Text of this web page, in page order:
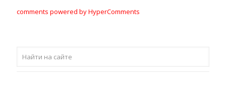
comments powered by HyperComments